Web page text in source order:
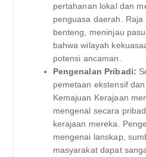
pertahanan lokal dan
penguasa daerah.
benteng, meninjau
bahwa wilayah
potensi ancaman.
Pengenalan Pribadi:
pemetaan ekstensif
Kemajuan Kerajaan
mengenal secara
kerajaan mereka.
mengenai lanskap,
masyarakat dapat